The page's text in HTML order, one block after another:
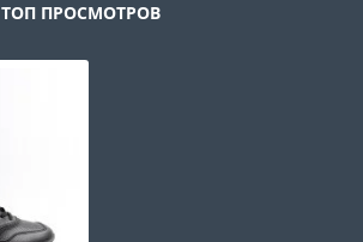
ТОП ПРОСМОТРОВ